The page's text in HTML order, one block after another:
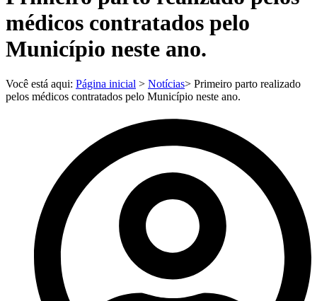
médicos contratados pelo
Município neste ano.
Você está aqui: Página inicial > Notícias> Primeiro parto realizado
pelos médicos contratados pelo Município neste ano.